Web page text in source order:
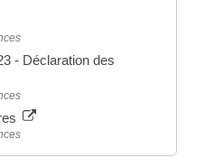
- Déclaration des